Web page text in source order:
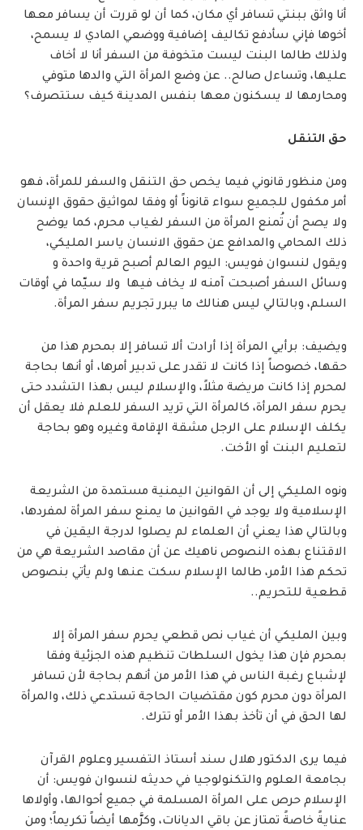
أنا واثق ببنتي تسافر أي مكان، كما أن لو قررت أن يسافر معها
أخوها فإني سأدفع تكاليف إضافية ووضعي المادي لا يسمح،
ولذلك طالما البنت ليست متخوفة من السفر أنا لا أخاف
عليها، وتساءل صالح.. عن وضع المرأة التي والدها متوفي
ومحارمها لا يسكنون معها بنفس المدينة كيف ستتصرف؟
حق التنقل
ومن منظور قانوني فيما يخص حق التنقل والسفر للمرأة، فهو
أمر مكفول للجميع سواء قانوناً أو وفقا لمواثيق حقوق الإنسان
ولا يصح أن تُمنع المرأة من السفر لغياب محرم، كما يوضح
ذلك المحامي والمدافع عن حقوق الانسان ياسر المليكي،
ويقول لنسوان فويس: اليوم العالم أصبح قرية واحدة و
وسائل السفر أصبحت آمنه لا يخاف فيها ولا سيّما في أوقات
السلم، وبالتالي ليس هنالك ما يبرر تجريم سفر المرأة.
ويضيف: برأيي المرأة إذا أرادت ألا تسافر إلا بمحرم هذا من
حقها، خصوصاً إذا كانت لا تقدر على تدبير أمرها، أو أنها بحاجة
لمحرم إذا كانت مريضة مثلاً، والإسلام ليس بهذا التشدد حتى
يحرم سفر المرأة، كالمرأة التي تريد السفر للعلم فلا يعقل أن
يكلف الإسلام على الرجل مشقة الإقامة وغيره وهو بحاجة
لتعليم البنت أو الأخت.
ونوه المليكي إلى أن القوانين اليمنية مستمدة من الشريعة
الإسلامية ولا يوجد في القوانين ما يمنع سفر المرأة لمفردها،
وبالتالي هذا يعني أن العلماء لم يصلوا لدرجة اليقين في
الاقتناع بهذه النصوص ناهيك عن أن مقاصد الشريعة هي من
تحكم هذا الأمر، طالما الإسلام سكت عنها ولم يأتي بنصوص
قطعية للتحريم..
وبين المليكي أن غياب نص قطعي يحرم سفر المرأة إلا
بمحرم فإن هذا يخول السلطات تنظيم هذه الجزئية وفقا
لإشباع رغبة الناس في هذا الأمر من أنهم بحاجة لأن تسافر
المرأة دون محرم كون مقتضيات الحاجة تستدعي ذلك، والمرأة
لها الحق في أن تأخذ بهذا الأمر أو تترك.
فيما يرى الدكتور هلال سند أستاذ التفسير وعلوم القرآن
بجامعة العلوم والتكنولوجيا في حديثه لنسوان فويس: أن
الإسلام حرص على المرأة المسلمة في جميع أحوالها، وأولاها
عنايةً خاصةً تمتاز عن باقي الديانات، وكرَّمها أيضاً تكريماً؛ ومن